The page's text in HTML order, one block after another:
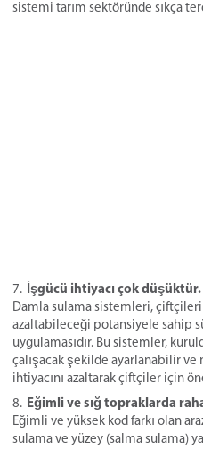
sistemi tarım sektöründe sıkça
İşgücü ihtiyacı çok düşüktür.
Damla sulama sistemleri,
azaltabileceği potansiyele sahip
uygulamasıdır. Bu sistemler,
çalışacak şekilde ayarlanabilir
ihtiyacını azaltarak çiftçiler için
Eğimli ve sığ topraklarda
Eğimli ve yüksek kod farkı olan
sulama ve yüzey (salma sulama)